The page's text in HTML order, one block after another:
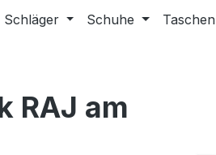
Schläger Schuhe Taschen
RAJ am